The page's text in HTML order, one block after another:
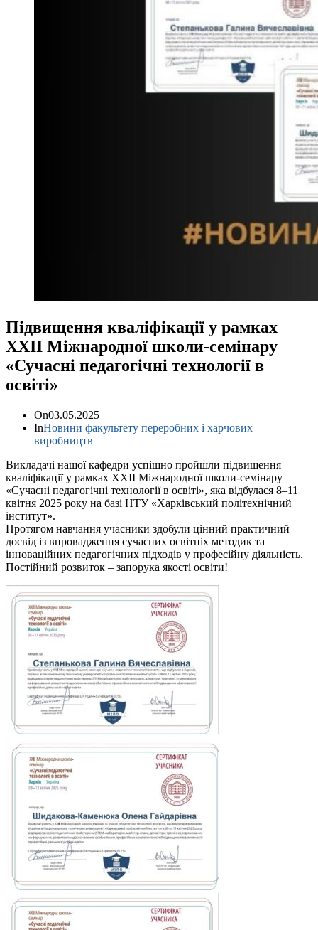
Підвищення кваліфікації у рамках
ХХII Міжнародної школи-семінару
«Сучасні педагогічні технології в
освіті»
On03.05.2025
InНовини факультету переробних і харчових
виробництв
Викладачі нашої кафедри успішно пройшли підвищення
кваліфікації у рамках ХХII Міжнародної школи-семінару
«Сучасні педагогічні технології в освіті», яка відбулася 8–11
квітня 2025 року на базі НТУ «Харківський політехнічний
інститут».
Протягом навчання учасники здобули цінний практичний
досвід із впровадження сучасних освітніх методик та
інноваційних педагогічних підходів у професійну діяльність.
Постійний розвиток – запорука якості освіти!